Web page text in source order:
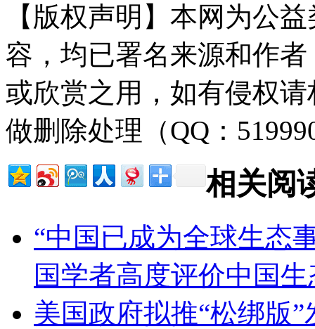
【版权声明】本网为公
容，均已署名来源和作
或欣赏之用，如有侵权
做删除处理（QQ：
相关阅
“中国已成为全球生
国学者高度评价中国
美国政府拟推“松绑版